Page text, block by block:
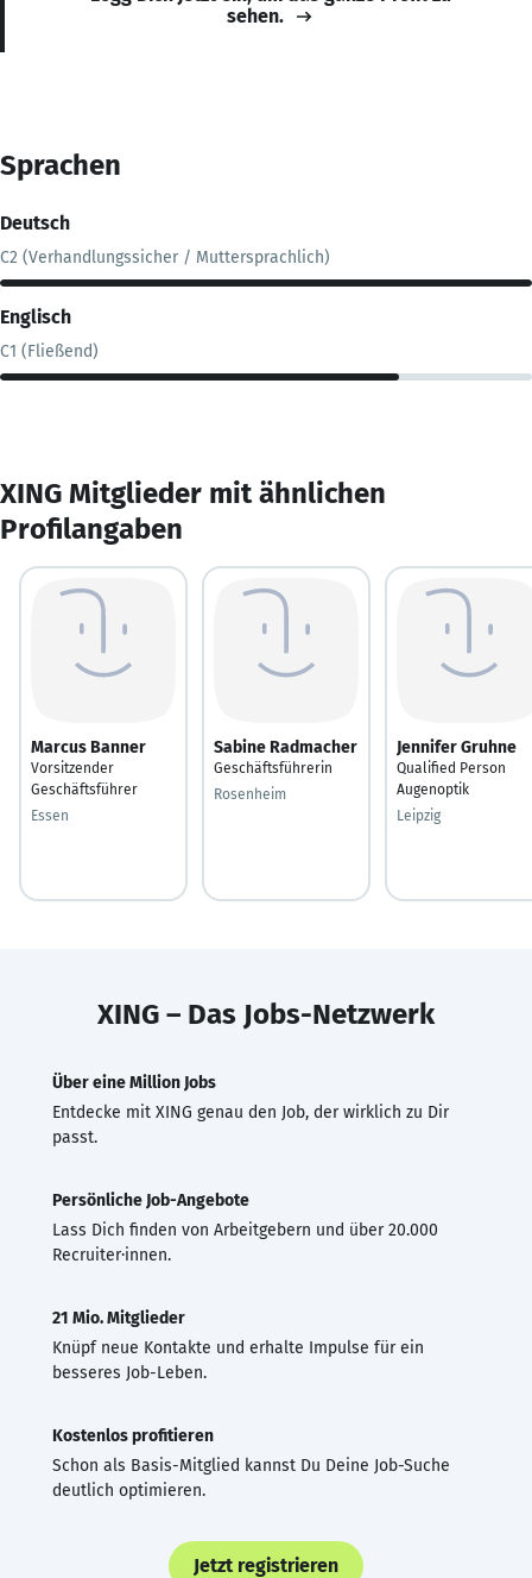
sehen.
Sprachen
Deutsch
C2 (Verhandlungssicher / Muttersprachlich)
Englisch
C1 (Fließend)
XING Mitglieder mit ähnlichen
Profilangaben
Marcus Banner
Vorsitzender
Geschäftsführer
Essen
Sabine Radmacher
Geschäftsführerin
Rosenheim
Jennifer Gruhne
Qualified Person
Augenoptik
Leipzig
XING – Das Jobs-Netzwerk
Über eine Million Jobs
Entdecke mit XING genau den Job, der wirklich zu Dir
passt.
Persönliche Job-Angebote
Lass Dich finden von Arbeitgebern und über 20.000
Recruiter·innen.
21 Mio. Mitglieder
Knüpf neue Kontakte und erhalte Impulse für ein
besseres Job-Leben.
Kostenlos profitieren
Schon als Basis-Mitglied kannst Du Deine Job-Suche
deutlich optimieren.
Jetzt registrieren